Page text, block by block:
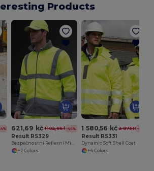
Products
621,69 kč 1 102,86 kč-44%
Result RS329
Bezpečnostní Reflexní Mikrofleecová Bunda
+2 Colors
1 580,56 kč 2 873,16 kč
-45%
Result RS331
Dynamic Soft Shell Coat
+4 Colors